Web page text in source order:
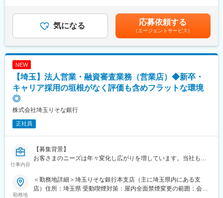
■業務概要：
既存のお客様への損害保険・生命保険の更新手続き等をメインと
した事務を担当いただきます。詳細は以下となります。
・更新に伴う各種手続き（見積・申込書作成、システム入力）
・事故の受付 など
※訪問の割合が高いですが、来店されるお客様も
【内訳】30代2名、40代3名、50代2名
損害保険募集人資格をお持ちでない方は資格取得から始めていた
だきます。
受験料の会社負担もありますので、未経験の方でも挑戦いただけ
安の金額であり、選考を通じて上下する可能性があります。月給
(月額)は固定手当を含めた表記です。
気になる 応募依頼する
（エージェントサービス）
NEW
【埼玉】法人営業・融資審査業務（営業店）◆新卒・
キャリア採用の垣根がなく評価も含めフラットな環境
◎
株式会社埼玉りそな銀行
正社員
仕事内容
【募集背景】
お客さまのニーズは年々変化し広がりを増しています。当社も今
け、当社が目指す「リテールNO.1」の実現に向け、さらなる成長
を遂げていきたいと考えております。当社の考え方・姿勢に共感
いただける方のキャリア採用を強化し、社外の価値観や自由な発
勤務地
＜勤務地詳細＞埼玉りそな銀行本支店（主に埼玉県内にある支
店）住所：埼玉県 受動喫煙対策：屋内全面禁煙変更の範囲：会社